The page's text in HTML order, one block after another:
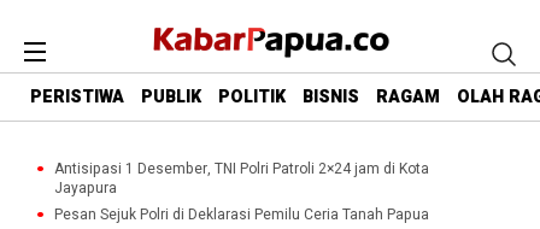
PERISTIWA PUBLIK POLITIK BISNIS RAGAM OLAH
Antisipasi 1 Desember, TNI Polri Patroli 2×24 jam di Kota
Jayapura
Pesan Sejuk Polri di Deklarasi Pemilu Ceria Tanah Papua